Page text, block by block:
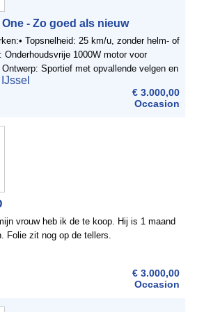
- Zo goed als nieuw
Topsnelheid: 25 km/u, zonder helm- of
Onderhoudsvrije 1000W motor voor
Sportief met opvallende velgen en
...
€ 3.000,00
Occasion
vrouw heb ik de te koop. Hij is 1 maand
Folie zit nog op de tellers.
€ 3.000,00
Occasion